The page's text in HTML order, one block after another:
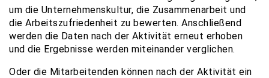
um die Unternehmenskultur, die Zusammenarbeit und
die Arbeitszufriedenheit zu bewerten. Anschließend
werden die Daten nach der Aktivität erneut erhoben
und die Ergebnisse werden miteinander verglichen.
Oder die Mitarbeitenden können nach der Aktivität ein